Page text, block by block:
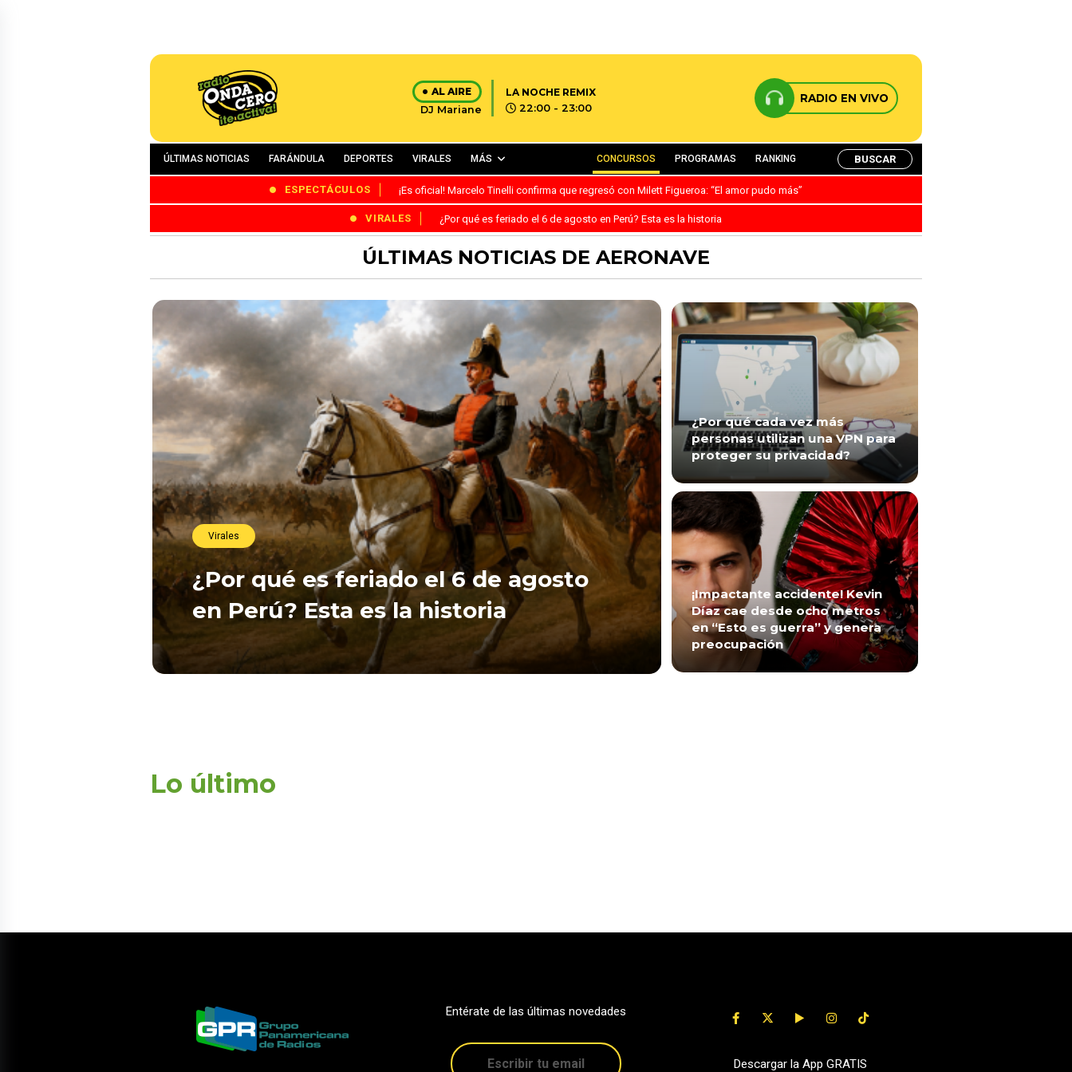
AL AIRE
DJ Mariane
LA NOCHE REMIX
22:00 - 23:00
RADIO EN VIVO
ÚLTIMAS NOTICIAS FARÁNDULA DEPORTES VIRALES MÁS CONCURSOS PROGRAMAS RANKING BUSCAR
ESPECTÁCULOS ¡Es oficial! Marcelo Tinelli confirma que regresó con Milett Figueroa: “El amor pudo más”
VIRALES ¿Por qué es feriado el 6 de agosto en Perú? Esta es la historia
ÚLTIMAS NOTICIAS DE AERONAVE
Virales
¿Por qué es feriado el 6 de agosto
en Perú? Esta es la historia
¿Por qué cada vez más
personas utilizan una VPN para
proteger su privacidad?
¡Impactante accidente! Kevin
Díaz cae desde ocho metros
en “Esto es guerra” y genera
preocupación
Lo último
Entérate de las últimas novedades
Descargar la App GRATIS